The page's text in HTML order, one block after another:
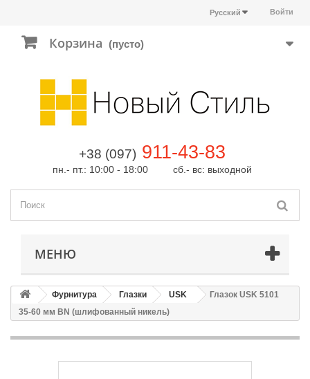
Войти
Русский
Корзина (пусто)
+38 (097) 911-43-83
пн.- пт.: 10:00 - 18:00 сб.- вс: выходной
МЕНЮ
Фурнитура Глазки USK
Глазок USK 5101
35-60 мм BN (шлифованный никель)